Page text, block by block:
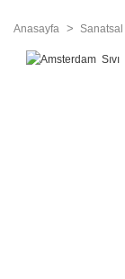
Anasayfa